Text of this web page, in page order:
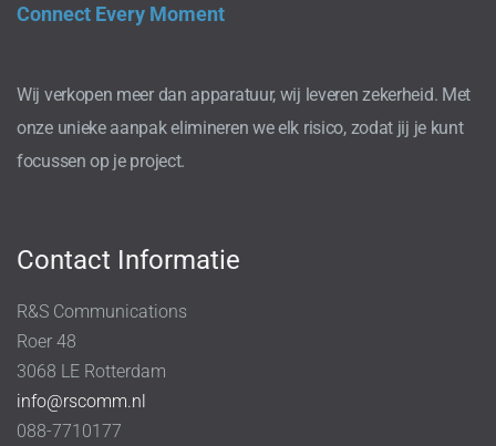
Connect Every Moment
Wij verkopen meer dan apparatuur, wij leveren zekerheid. Met
onze unieke aanpak elimineren we elk risico, zodat jij je kunt
focussen op je project.
Contact Informatie
R&S Communications
Roer 48
3068 LE Rotterdam
info@rscomm.nl
088-7710177